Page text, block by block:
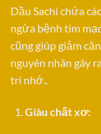
Dầu Sachi chứa
ngừa bệnh tim
cũng giúp giảm
nguyên nhân gây
trí nhớ..
Giàu chất xơ: